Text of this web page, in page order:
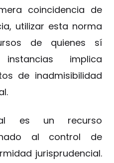
coincidencia de
utilizar esta norma
de quienes sí
implica
de inadmisibilidad
es un recurso
al control de
jurisprudencial.